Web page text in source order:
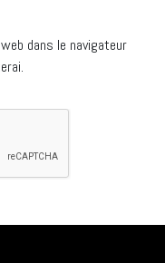
dans le navigateur